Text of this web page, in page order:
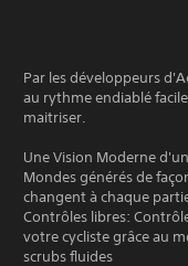
Par les développeurs
au rythme endiablé
maitriser.
Une Vision Moderne
Mondes générés de
changent à chaque
Contrôles libres:
votre cycliste grâce au
scrubs fluides